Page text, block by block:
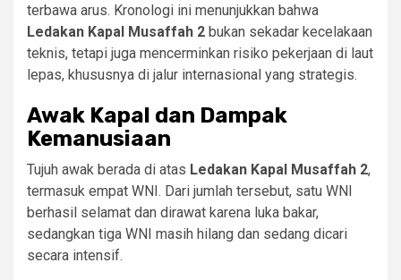
terbawa arus. Kronologi ini menunjukkan bahwa
Ledakan Kapal Musaffah 2 bukan sekadar kecelakaan
teknis, tetapi juga mencerminkan risiko pekerjaan di laut
lepas, khususnya di jalur internasional yang strategis.
Awak Kapal dan Dampak
Kemanusiaan
Tujuh awak berada di atas Ledakan Kapal Musaffah 2,
termasuk empat WNI. Dari jumlah tersebut, satu WNI
berhasil selamat dan dirawat karena luka bakar,
sedangkan tiga WNI masih hilang dan sedang dicari
secara intensif.